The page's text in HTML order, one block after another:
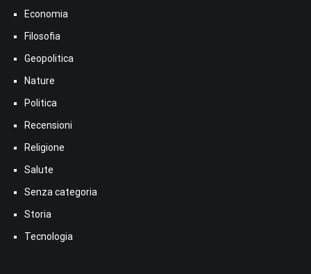
Economia
Filosofia
Geopolitica
Nature
Politica
Recensioni
Religione
Salute
Senza categoria
Storia
Tecnologia